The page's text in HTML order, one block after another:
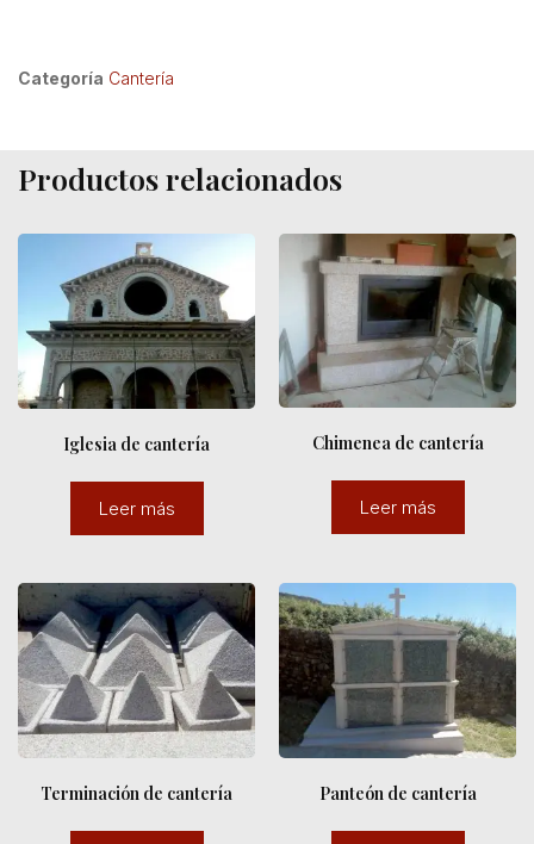
Categoría Cantería
Productos relacionados
Iglesia de cantería
Leer más
Chimenea de cantería
Leer más
Terminación de cantería Panteón de cantería